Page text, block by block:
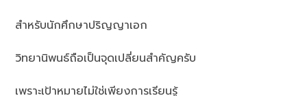
สำหรับนักศึกษาปริญญาเอก
วิทยานิพนธ์ถือเป็นจุดเปลี่ยนสำคัญครับ
เพราะเป้าหมายไม่ใช่เพียงการเรียนรู้